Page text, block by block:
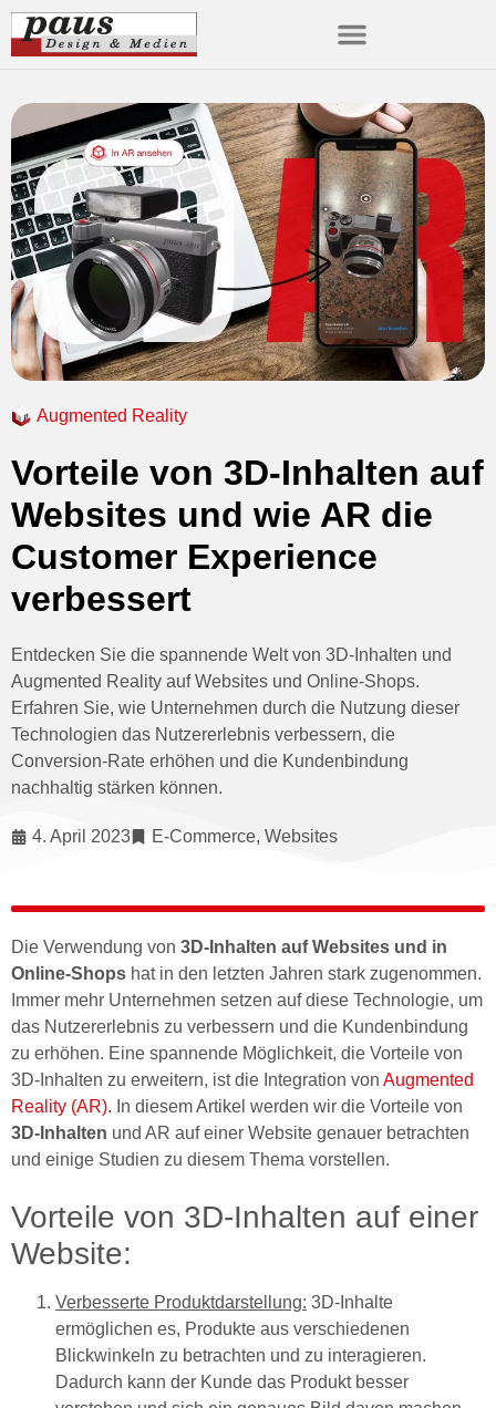
Augmented Reality
Vorteile von 3D-Inhalten auf
Websites und wie AR die
Customer Experience
verbessert
Entdecken Sie die spannende Welt von 3D-Inhalten und
Augmented Reality auf Websites und Online-Shops.
Erfahren Sie, wie Unternehmen durch die Nutzung dieser
Technologien das Nutzererlebnis verbessern, die
Conversion-Rate erhöhen und die Kundenbindung
nachhaltig stärken können.
4. April 2023 E-Commerce, Websites
Die Verwendung von 3D-Inhalten auf Websites und in
Online-Shops hat in den letzten Jahren stark zugenommen.
Immer mehr Unternehmen setzen auf diese Technologie, um
das Nutzererlebnis zu verbessern und die Kundenbindung
zu erhöhen. Eine spannende Möglichkeit, die Vorteile von
3D-Inhalten zu erweitern, ist die Integration von Augmented
Reality (AR). In diesem Artikel werden wir die Vorteile von
3D-Inhalten und AR auf einer Website genauer betrachten
und einige Studien zu diesem Thema vorstellen.
Vorteile von 3D-Inhalten auf einer
Website:
Verbesserte Produktdarstellung: 3D-Inhalte
ermöglichen es, Produkte aus verschiedenen
Blickwinkeln zu betrachten und zu interagieren.
Dadurch kann der Kunde das Produkt besser